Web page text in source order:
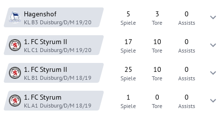
Hagenshof
KL B3 Duisburg/D/M 19/20
5
Spiele
3
Tore
0
Assists
1. FC Styrum II
KL C1 Duisburg/D/M 19/20
17
Spiele
10
Tore
0
Assists
1. FC Styrum II
KL B1 Duisburg/D/M 18/19
25
Spiele
10
Tore
0
Assists
1. FC Styrum
KL A1 Duisburg/D/M 18/19
1
Spiele
0
Tore
0
Assists